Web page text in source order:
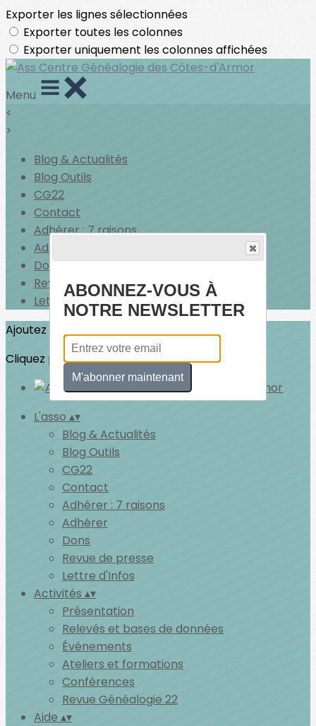
Exporter les lignes sélectionnées
Exporter toutes les colonnes
Exporter uniquement les colonnes affichées
Menu
<
>
Blog & Actualités
Blog Outils
CG22
Contact
Adhérer : 7 raisons
Adhérer
Dons
Revue de presse
Lettre d'Infos
Ajoutez un logo, un bouton, des réseaux sociaux
Cliquez pour éditer
L'asso ▴▾
Blog & Actualités
Blog Outils
CG22
Contact
Adhérer : 7 raisons
Adhérer
Dons
Revue de presse
Lettre d'Infos
Activités ▴▾
Présentation
Relevés et bases de données
Événements
Ateliers et formations
Conférences
Revue Généalogie 22
Aide ▴▾
ABONNEZ-VOUS À
NOTRE NEWSLETTER
M'abonner maintenant